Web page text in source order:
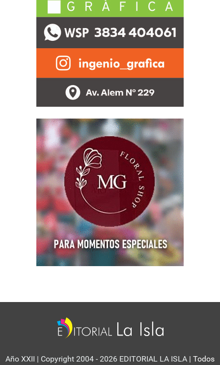
Año XXII | Copyright 2004 - 2026 EDITORIAL LA ISLA | Todos